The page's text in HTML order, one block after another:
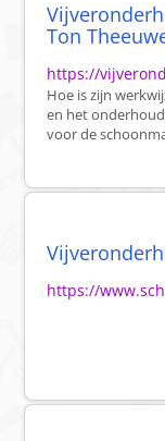
Ton
https://
Hoe is zijn
en het
voor de
https://